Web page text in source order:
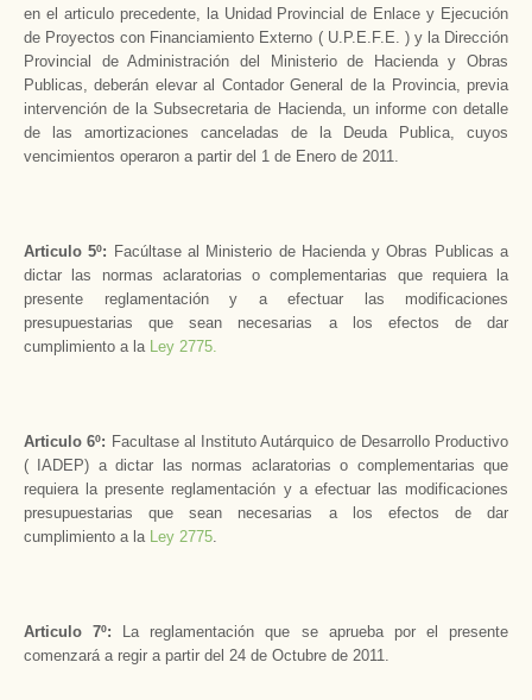
en el articulo precedente, la Unidad Provincial de Enlace y Ejecución
de Proyectos con Financiamiento Externo ( U.P.E.F.E. ) y la Dirección
Provincial de Administración del Ministerio de Hacienda y Obras
Publicas, deberán elevar al Contador General de la Provincia, previa
intervención de la Subsecretaria de Hacienda, un informe con detalle
de las amortizaciones canceladas de la Deuda Publica, cuyos
vencimientos operaron a partir del 1 de Enero de 2011.
Articulo 5º: Facúltase al Ministerio de Hacienda y Obras Publicas a
dictar las normas aclaratorias o complementarias que requiera la
presente reglamentación y a efectuar las modificaciones
presupuestarias que sean necesarias a los efectos de dar
cumplimiento a la Ley 2775.
Articulo 6º: Facultase al Instituto Autárquico de Desarrollo Productivo
( IADEP) a dictar las normas aclaratorias o complementarias que
requiera la presente reglamentación y a efectuar las modificaciones
presupuestarias que sean necesarias a los efectos de dar
cumplimiento a la Ley 2775.
Articulo 7º: La reglamentación que se aprueba por el presente
comenzará a regir a partir del 24 de Octubre de 2011.